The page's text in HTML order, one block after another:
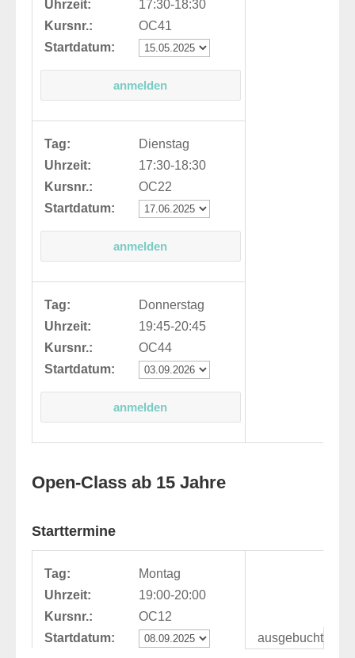
Uhrzeit:
17:30-18:30
Kursnr.:
OC41
Startdatum:
Tag:
Dienstag
Uhrzeit:
17:30-18:30
Kursnr.:
OC22
Startdatum:
Tag:
Donnerstag
Uhrzeit:
19:45-20:45
Kursnr.:
OC44
Startdatum:
Open-Class ab 15 Jahre
Starttermine
Tag:
Montag
Uhrzeit:
19:00-20:00
Kursnr.:
OC12
Startdatum:
ausgebucht